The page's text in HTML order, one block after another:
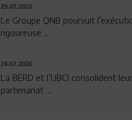
29.07.2026
Le Groupe QNB poursuit
rigoureuse ...
24.07.2026
La BERD et l’UBCI consolident leur
partenariat ...